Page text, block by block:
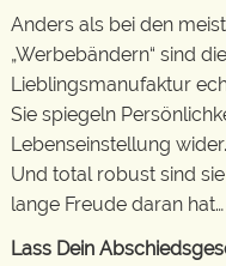
Anders als bei den
„Werbebändern“ sind
Lieblingsmanufaktur
Sie spiegeln
Lebenseinstellung wider.
Und total robust sind
lange Freude daran hat…
Lass Dein